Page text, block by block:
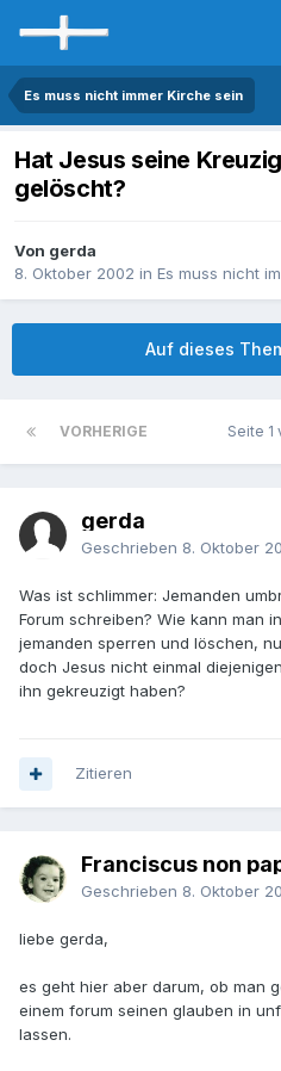
Es muss nicht immer Kirche sein
Hat Jesus seine
gelöscht?
Von gerda
8. Oktober 2002 in Es muss nicht
Auf dieses
VORHERIGE Seite 1
gerda
Geschrieben 8. Oktober
Was ist schlimmer: Jemanden
Forum schreiben? Wie kann man
jemanden sperren und löschen,
doch Jesus nicht einmal
ihn gekreuzigt haben?
Zitieren
Franciscus non
Geschrieben 8. Oktober
liebe gerda,
es geht hier aber darum, ob man
einem forum seinen glauben in
lassen.